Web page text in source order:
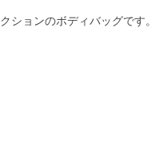
ションのボディバッグです。